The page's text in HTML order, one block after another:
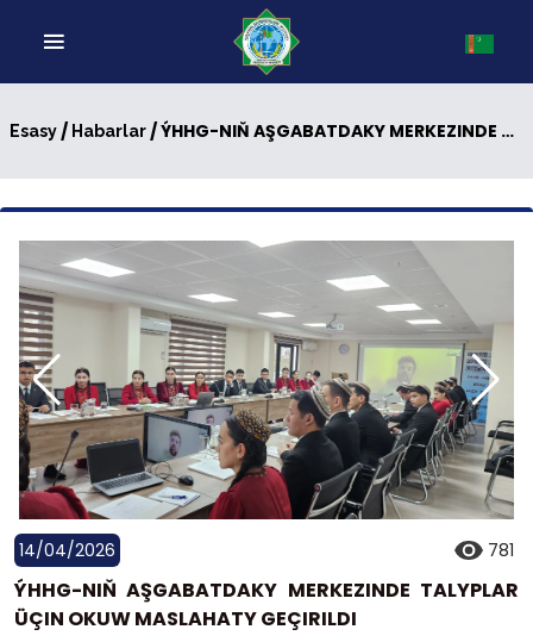
Esasy/ Habarlar/ ÝHHG-NIŇ AŞGABATDAKY MERKEZINDE TALYPLAR ÜÇIN OKUW MASLAHATY GEÇIRILDI
14/04/2026 781
ÝHHG-NIŇ AŞGABATDAKY MERKEZINDE TALYPLAR
ÜÇIN OKUW MASLAHATY GEÇIRILDI